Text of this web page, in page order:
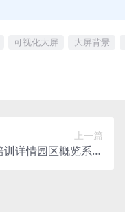
可视化大屏 大屏背景
上一篇
详情园区概览系统